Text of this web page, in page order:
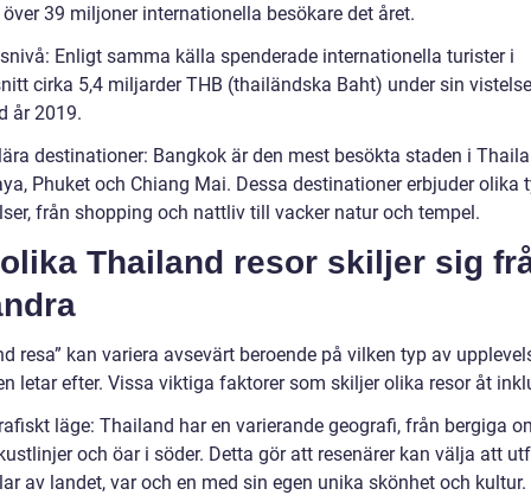
39 miljoner internationella besökare det året.
Enligt samma källa spenderade internationella turister i
cirka 5,4 miljarder THB (thailändska Baht) under sin
år 2019.
destinationer: Bangkok är den mest besökta staden i
Phuket och Chiang Mai. Dessa destinationer erbjuder olika
från shopping och nattliv till vacker natur och tempel.
Thailand resor skiljer sig
resa” kan variera avsevärt beroende på vilken typ av
letar efter. Vissa viktiga faktorer som skiljer olika resor åt
läge: Thailand har en varierande geografi, från bergiga
och öar i söder. Detta gör att resenärer kan välja att
av landet, var och en med sin egen unika skönhet och kultur.